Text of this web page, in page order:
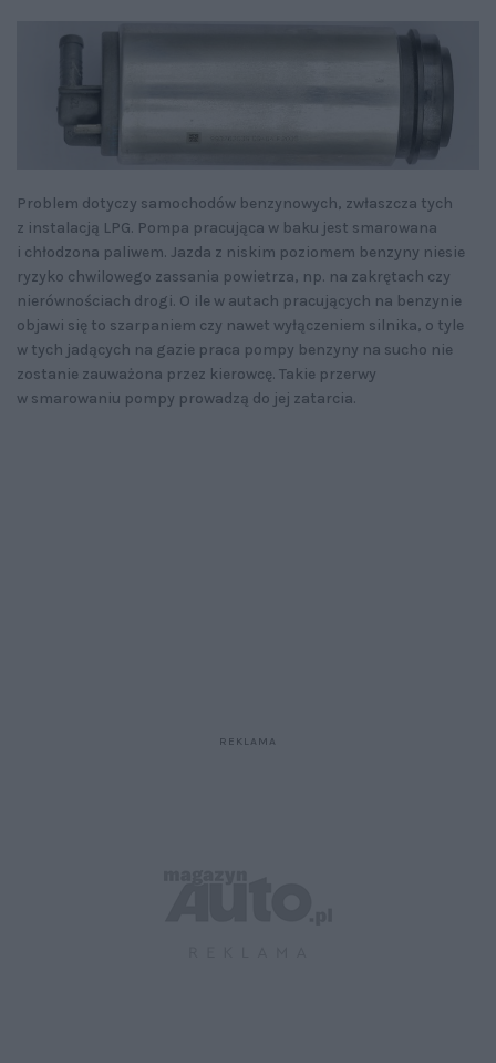
Problem dotyczy samochodów benzynowych, zwłaszcza tych
z instalacją LPG. Pompa pracująca w baku jest smarowana
i chłodzona paliwem. Jazda z niskim poziomem benzyny niesie
ryzyko chwilowego zassania powietrza, np. na zakrętach czy
nierównościach drogi. O ile w autach pracujących na benzynie
objawi się to szarpaniem czy nawet wyłączeniem silnika, o tyle
w tych jadących na gazie praca pompy benzyny na sucho nie
zostanie zauważona przez kierowcę. Takie przerwy
w smarowaniu pompy prowadzą do jej zatarcia.